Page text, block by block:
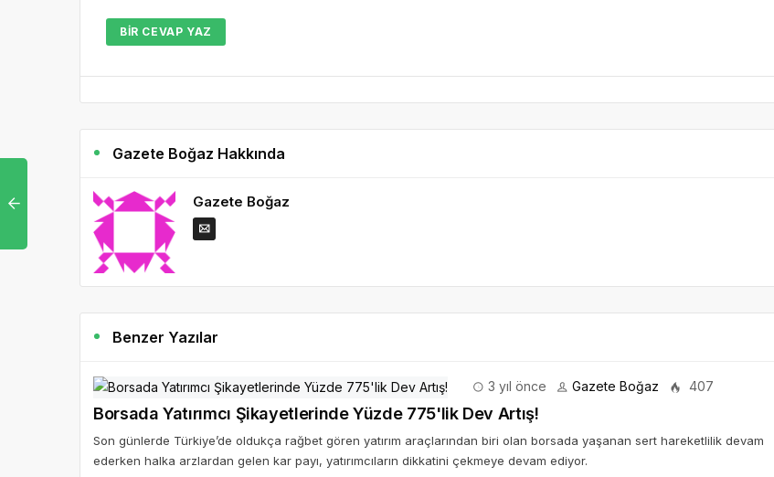
BIR CEVAP YAZ
Gazete Boğaz Hakkında
Gazete Boğaz
Benzer Yazılar
3 yıl önce Gazete Boğaz 407
Borsada Yatırımcı Şikayetlerinde Yüzde 775'lik Dev Artış!
Son günlerde Türkiye’de oldukça rağbet gören yatırım araçlarından biri olan borsada yaşanan sert hareketlilik devam
ederken halka arzlardan gelen kar payı, yatırımcıların dikkatini çekmeye devam ediyor.